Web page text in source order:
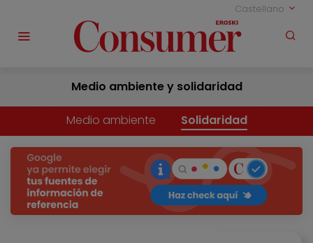
Castellano
Medio ambiente y solidaridad
Medio ambiente Solidaridad